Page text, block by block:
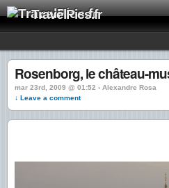
TravelPics.fr
Rosenborg, le château-
mar 23rd, 2009 @ 01:52 › Alexandre Rosa
↓ Leave a comment